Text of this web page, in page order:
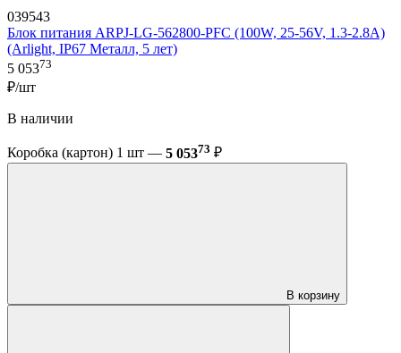
039543
Блок питания ARPJ-LG-562800-PFC (100W, 25-56V, 1.3-2.8A)
(Arlight, IP67 Металл, 5 лет)
5 05373
₽/шт
В наличии
Коробка (картон) 1 шт — 5 05373 ₽
В корзину